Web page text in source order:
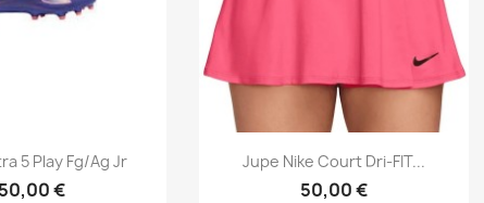
rapide
5 Play Fg/Ag Jr
50,00 €
Aperçu rapide
Jupe Nike Court Dri-FIT...
50,00 €